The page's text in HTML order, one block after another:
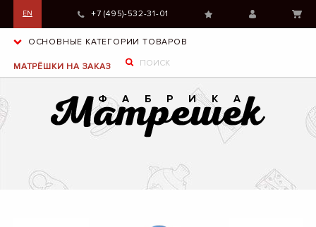
EN +7 (495)-532-31-01
ОСНОВНЫЕ КАТЕГОРИИ ТОВАРОВ
МАТРЁШКИ НА ЗАКАЗ